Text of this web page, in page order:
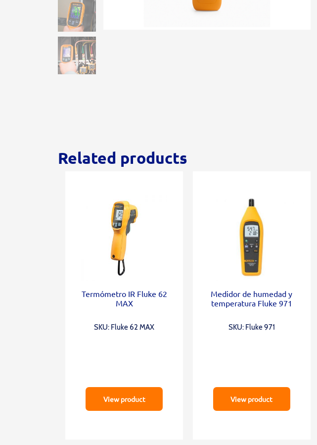
Related products
Termómetro IR Fluke 62
MAX
SKU: Fluke 62 MAX
View product
Medidor de humedad y
temperatura Fluke 971
SKU: Fluke 971
View product